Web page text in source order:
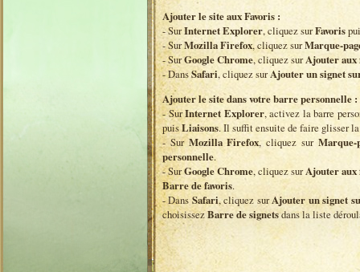
Ajouter le site aux Favoris :
- SurInternet Explorer, cliquez surFavoris
- SurMozilla Firefox, cliquez surMarque-
- SurGoogle Chrome, cliquez surAjouter aux
- DansSafari, cliquez surAjouter un signet
Ajouter le site dans votre barre personnelle :
- SurInternet Explorer, activez la barre
puisLiaisons. Il suffit ensuite de faire glisser
- SurMozilla Firefox, cliquez sur Marque-
personnelle.
- SurGoogle Chrome, cliquez surAjouter aux
Barre de favoris.
- DansSafari, cliquez surAjouter un signet
choisissezBarre de signetsdans la liste